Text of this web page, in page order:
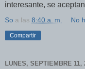
interesante, se
So a las 8:40 a. m. No
Compartir
LUNES, SEPTIEMBRE 11,